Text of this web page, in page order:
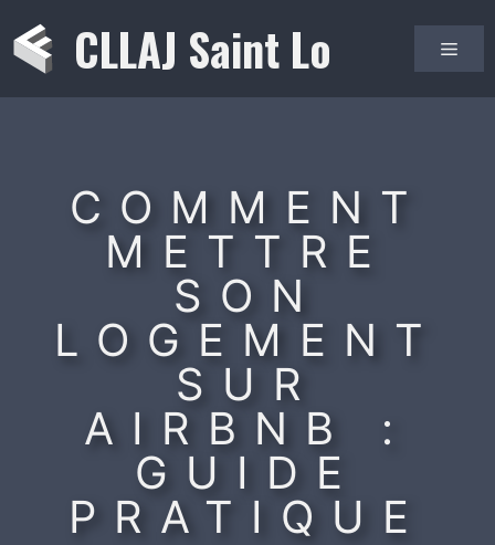
au
contenu
CLLAJ Saint Lo
COMMENT
METTRE
SON
LOGEMENT
SUR
AIRBNB :
GUIDE
PRATIQUE